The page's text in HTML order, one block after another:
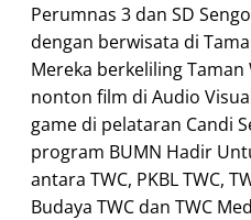
Perumnas 3 dan SD
dengan berwisata di
Mereka berkeliling
nonton film di Audio
game di pelataran Candi
program BUMN Hadir
antara TWC, PKBL TWC,
Budaya TWC dan TWC